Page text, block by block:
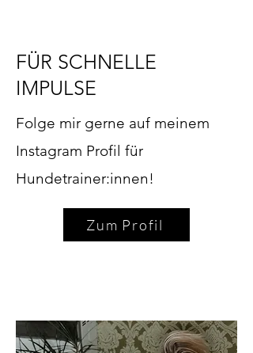
FÜR SCHNELLE
IMPULSE
Folge mir gerne auf meinem
Instagram Profil für
Hundetrainer:innen!
Zum Profil